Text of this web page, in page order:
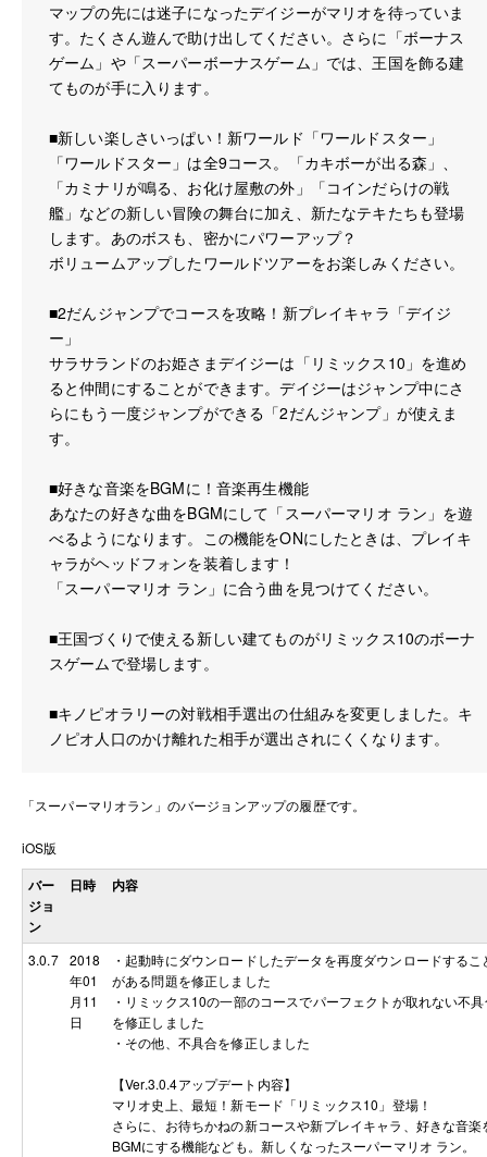
マップの先には迷子になったデイジーがマリオを待っていま
す。たくさん遊んで助け出してください。さらに「ボーナス
ゲーム」や「スーパーボーナスゲーム」では、王国を飾る建
てものが手に入ります。
■新しい楽しさいっぱい！新ワールド「ワールドスター」
「ワールドスター」は全9コース。「カキボーが出る森」、
「カミナリが鳴る、お化け屋敷の外」「コインだらけの戦
艦」などの新しい冒険の舞台に加え、新たなテキたちも登場
します。あのボスも、密かにパワーアップ？
ボリュームアップしたワールドツアーをお楽しみください。
■2だんジャンプでコースを攻略！新プレイキャラ「デイジ
ー」
サラサランドのお姫さまデイジーは「リミックス10」を進め
ると仲間にすることができます。デイジーはジャンプ中にさ
らにもう一度ジャンプができる「2だんジャンプ」が使えま
す。
■好きな音楽をBGMに！音楽再生機能
あなたの好きな曲をBGMにして「スーパーマリオ ラン」を遊
べるようになります。この機能をONにしたときは、プレイキ
ャラがヘッドフォンを装着します！
「スーパーマリオ ラン」に合う曲を見つけてください。
■王国づくりで使える新しい建てものがリミックス10のボーナ
スゲームで登場します。
■キノピオラリーの対戦相手選出の仕組みを変更しました。キ
ノピオ人口のかけ離れた相手が選出されにくくなります。
「スーパーマリオラン 」のバージョンアップの履歴です。
iOS版
バー
ジョ
ン
日時 内容
3.0.7 2018
年01
月11
日
・起動時にダウンロードしたデータを再度ダウンロードするこ
がある問題を修正しました
・リミックス10の一部のコースでパーフェクトが取れない不
を修正しました
・その他、不具合を修正しました
【Ver.3.0.4アップデート内容】
マリオ史上、最短！新モード「リミックス10」登場！
さらに、お待ちかねの新コースや新プレイキャラ、好きな音楽
BGMにする機能なども。新しくなったスーパーマリオ ラン。